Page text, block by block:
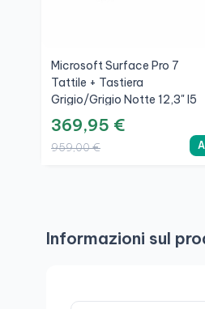
Microsoft Surface Pro 7
Tattile + Tastiera
Grigio/Grigio Notte 12,3" I5
1035G4, 8GB, SSD 256GB,
3K, A
369,95 €
959,00 € A
Informazioni sul